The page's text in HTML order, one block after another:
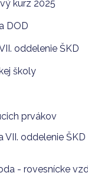
kurz 2025
DOD
oddelenie ŠKD
školy
prvákov
VII. oddelenie
- rovesnícke